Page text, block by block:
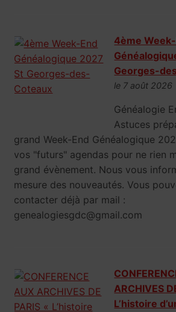
4ème
Georges-
le 7 août 2026
Généalogie
Astuces
grand Week-End Généalogique
vos "futurs" agendas pour ne rien
grand évènement. Nous vous
mesure des nouveautés. Vous
contacter déjà par mail :
genealogiesgdc@gmail.com
ARCHIVES
L’histoire